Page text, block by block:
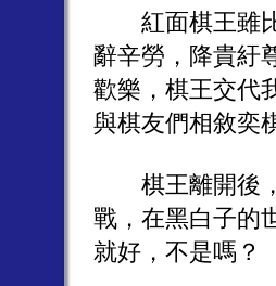
紅面棋王雖比
辭辛勞，降貴紆
歡樂，棋王交代
與棋友們相敘奕
棋王離開後，
戰，在黑白子的
就好，不是嗎？